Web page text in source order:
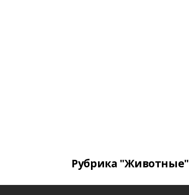
Рубрика "Животные"